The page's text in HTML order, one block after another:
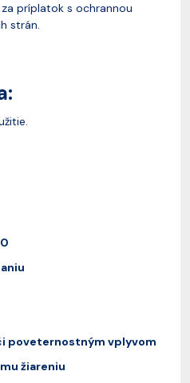
príplatok s ochrannou
strán.
poveternostným vplyvom
žiareniu